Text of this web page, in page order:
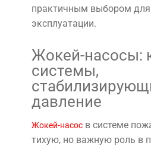
практичным выбором
эксплуатации.
Жокей-насосы:
системы,
давление
Жокей-насосв системе
тихую, но важную роль в